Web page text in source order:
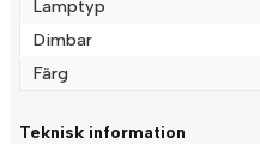
name
Lamptyp
Dimbar
Färg
Teknisk information